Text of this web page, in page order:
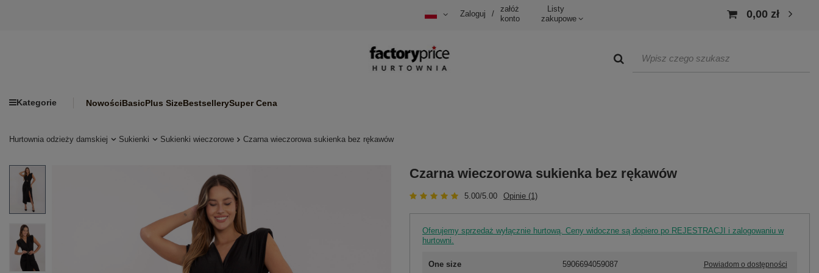
Zaloguj /
załóż
konto
Listy
zakupowe
0,00 zł
Kategorie NowościBasicPlus SizeBestsellerySuper Cena
Hurtownia odzieży damskiej Sukienki Sukienki wieczorowe Czarna wieczorowa sukienka bez rękawów
Czarna wieczorowa sukienka bez rękawów
5.00/5.00 Opinie (1)
Oferujemy sprzedaż wyłącznie hurtową. Ceny widoczne są dopiero po REJESTRACJI i zalogowaniu w
hurtowni.
One size 5906694059087 Powiadom o dostępności